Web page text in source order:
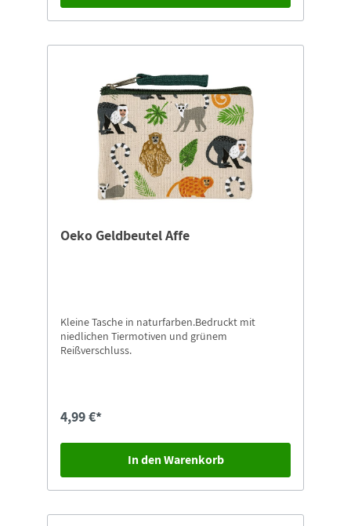
Oeko Geldbeutel Affe
Kleine Tasche in naturfarben.Bedruckt mit
niedlichen Tiermotiven und grünem
Reißverschluss.
4,99 €*
In den Warenkorb